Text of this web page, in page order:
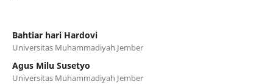
Bahtiar hari Hardovi
Universitas Muhammadiyah Jember
Agus Milu Susetyo
Universitas Muhammadiyah Jember